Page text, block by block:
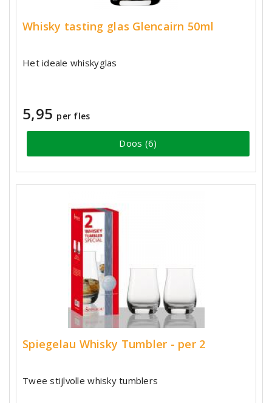
Whisky tasting glas Glencairn 50ml
Het ideale whiskyglas
5,95 per fles
Doos (6)
Spiegelau Whisky Tumbler - per 2
Twee stijlvolle whisky tumblers